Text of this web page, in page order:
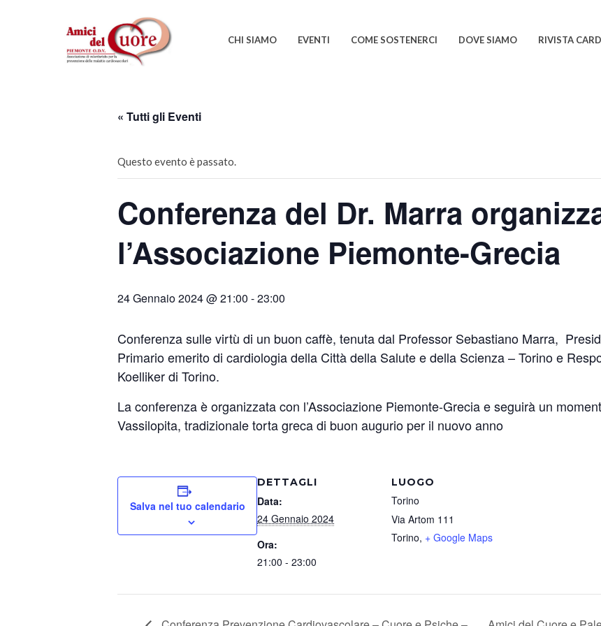
CHI SIAMO EVENTI COME SOSTENERCI DOVE SIAMO RIVISTA
« Tutti gli Eventi
Questo evento è passato.
Conferenza del Dr. Marra
l’Associazione Piemonte-Grecia
24 Gennaio 2024 @ 21:00 -23:00
Conferenza sulle virtù di un buon caffè, tenuta dal Professor Sebastiano Marra,
Primario emerito di cardiologia della Città della Salute e della Scienza – Torino e
Koelliker di Torino.
La conferenza è organizzata con l’Associazione Piemonte-Grecia e seguirà un
Vassilopita, tradizionale torta greca di buon augurio per il nuovo anno
Salva nel tuo calendario
DETTAGLI
Data:
24 Gennaio 2024
Ora:
21:00 - 23:00
LUOGO
Torino
Via Artom 111
Torino, + Google Maps